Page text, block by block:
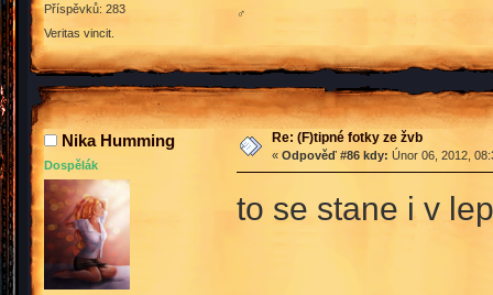
Příspěvků: 283
Veritas vincit.
♂
Nika Humming
Dospělák
Re: (F)tipné fotky ze žvb
« Odpověď #86 kdy: Únor 06, 2012,
to se stane i v